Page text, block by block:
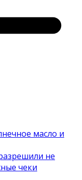
масло и
не
чеки